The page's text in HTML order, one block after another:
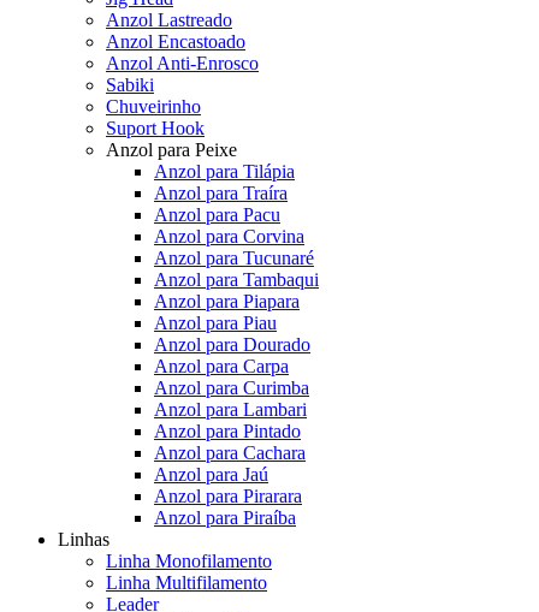
Anzol Lastreado
Anzol Encastoado
Anzol Anti-Enrosco
Sabiki
Chuveirinho
Suport Hook
Anzol para Peixe
Anzol para Tilápia
Anzol para Traíra
Anzol para Pacu
Anzol para Corvina
Anzol para Tucunaré
Anzol para Tambaqui
Anzol para Piapara
Anzol para Piau
Anzol para Dourado
Anzol para Carpa
Anzol para Curimba
Anzol para Lambari
Anzol para Pintado
Anzol para Cachara
Anzol para Jaú
Anzol para Pirarara
Anzol para Piraíba
Linhas
Linha Monofilamento
Linha Multifilamento
Leader